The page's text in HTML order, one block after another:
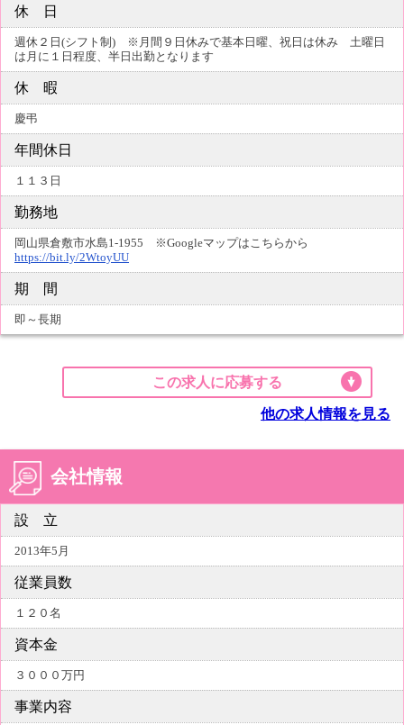
休 日
週休２日(シフト制) ※月間９日休みで基本日曜、祝日は休み 土曜日
は月に１日程度、半日出勤となります
休 暇
慶弔
年間休日
１１３日
勤務地
岡山県倉敷市水島1-1955 ※Googleマップはこちらから
https://bit.ly/2WtoyUU
期 間
即～長期
この求人に応募する
他の求人情報を見る
会社情報
設 立
2013年5月
従業員数
１２０名
資本金
３０００万円
事業内容